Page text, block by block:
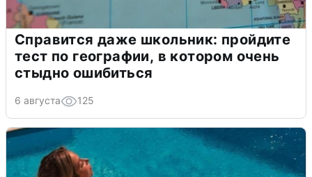
Справится даже школьник: пройдите
тест по географии, в котором очень
стыдно ошибиться
6 августа 125